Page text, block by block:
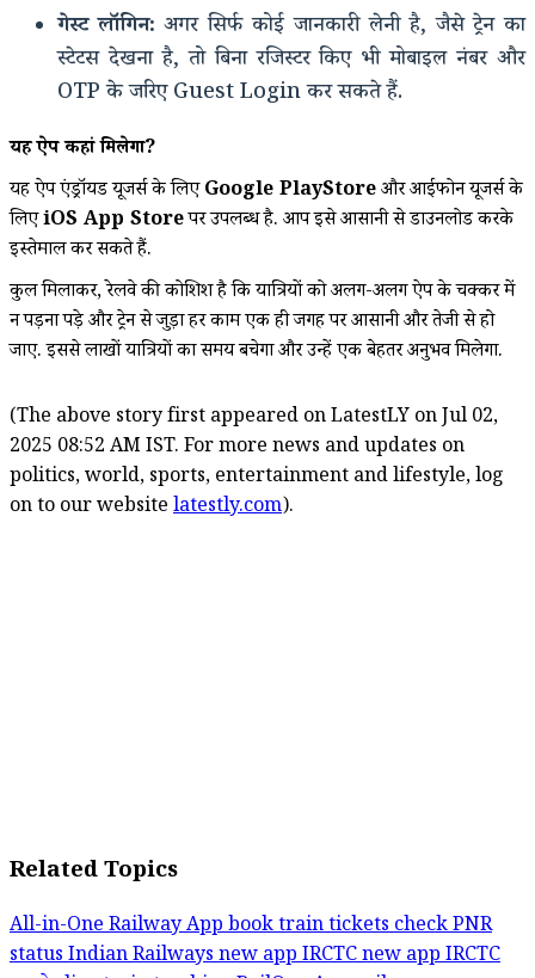
गेस्ट लॉगिन: अगर सिर्फ कोई जानकारी लेनी है, जैसे ट्रेन का
स्टेटस देखना है, तो बिना रजिस्टर किए भी मोबाइल नंबर और
OTP के जरिए Guest Login कर सकते हैं.
यह ऐप कहां मिलेगा?
यह ऐप एंड्रॉयड यूजर्स के लिएGoogle PlayStoreऔर आईफोन यूजर्स के
लिएiOS App Storeपर उपलब्ध है. आप इसे आसानी से डाउनलोड करके
इस्तेमाल कर सकते हैं.
कुल मिलाकर, रेलवे की कोशिश है कि यात्रियों को अलग-अलग ऐप के चक्कर में
न पड़ना पड़े और ट्रेन से जुड़ा हर काम एक ही जगह पर आसानी और तेजी से हो
जाए. इससे लाखों यात्रियों का समय बचेगा और उन्हें एक बेहतर अनुभव मिलेगा.
(The above story first appeared on LatestLY on Jul 02,
2025 08:52 AM IST. For more news and updates on
politics, world, sports, entertainment and lifestyle, log
on to our website latestly.com).
Related Topics
All-in-One Railway Appbook train ticketscheck PNR
statusIndian Railways new appIRCTC new appIRCTC